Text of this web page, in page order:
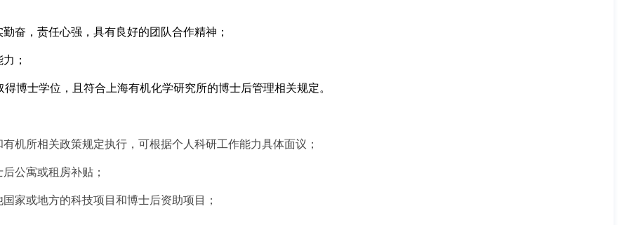
奋，责任心强，具有良好的团队合作精神；
；
博士学位，且符合上海有机化学研究所的博士后管理相关规定。
机所相关政策规定执行，可根据个人科研工作能力具体面议；
公寓或租房补贴；
家或地方的科技项目和博士后资助项目；